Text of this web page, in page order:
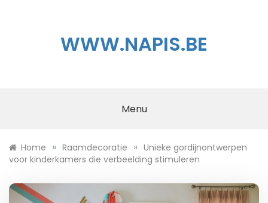
WWW.NAPIS.BE
Menu
Home » Raamdecoratie » Unieke gordijnontwerpen
voor kinderkamers die verbeelding stimuleren